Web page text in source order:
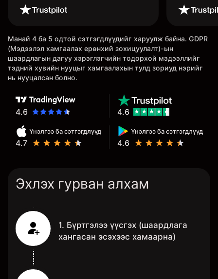
данс нь их хэрэгтэй ба
дэмтэй.
Манай 4 ба 5 одтой сэтгэгдлүүдийг харуулж байна. GDPR
(Мэдээлэл хамгаалах ерөнхий зохицуулалт)-ын
шаардлагын дагуу хэрэглэгчийн тодорхой мэдээллийг
тэдний хувийн нууцыг хамгаалахын тулд зориуд нэрийг
нь нууцалсан болно.
4.6
Үнэлгээ ба сэтгэгдлүүд
4.7
Үнэлгээ ба сэтгэгдлүүд
4.6
4.6
Эхлэх гурван алхам
1. Бүртгэлээ үүсгэх (шаардлага
хангасан эсэхээс хамаарна)